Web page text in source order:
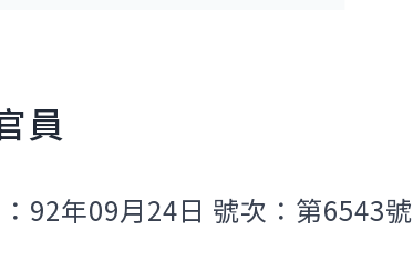
員
92年09月24日 號次：第6543號